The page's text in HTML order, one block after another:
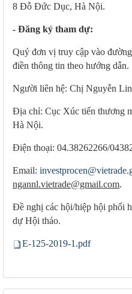
8 Đỗ Đức Dục, Hà Nội.
- Đăng ký tham dự:
Quý đơn vị truy cập vào
điền thông tin theo hướng dẫn.
Người liên hệ: Chị Nguyễn
Địa chỉ: Cục Xúc tiến thương
Hà Nội.
Điện thoại: 04.38262266/
Email:
ngannl.vietrade@gmail.com.
Đề nghị các hội/hiệp hội phối
dự Hội thảo.
E-125-2019-1.pdf